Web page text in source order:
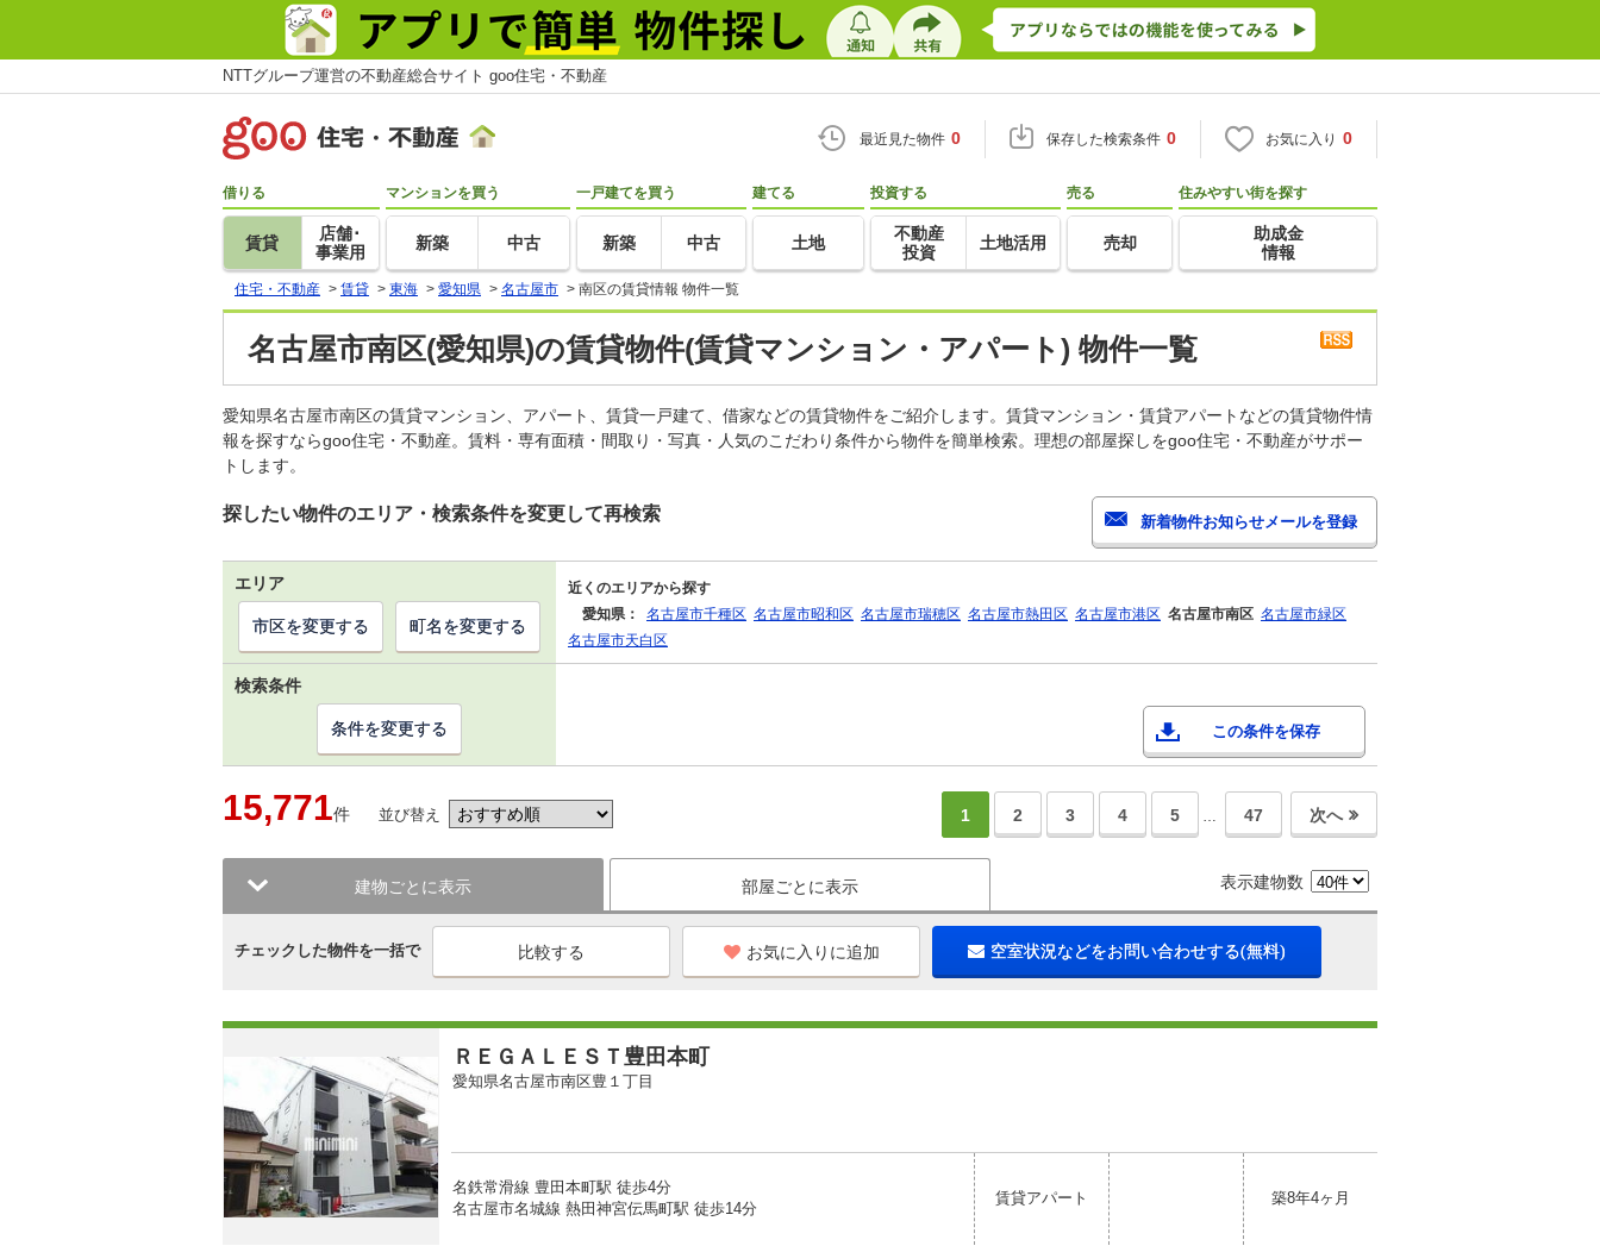
NTTグループ運営の不動産総合サイト goo住宅・不動産
最近見た物件 0 保存した検索条件 0 お気に入り 0
借りる
賃貸
店舗･
事業用
マンションを買う
新築 中古
一戸建てを買う
新築 中古
建てる
土地
投資する
不動産
投資
土地活用
売る
売却
住みやすい街を探す
助成金
情報
住宅・不動産 > 賃貸 > 東海 > 愛知県 > 名古屋市 > 南区の賃貸情報 物件一覧
名古屋市南区(愛知県)の賃貸物件(賃貸マンション・アパート) 物件一覧
愛知県名古屋市南区の賃貸マンション、アパート、賃貸一戸建て、借家などの賃貸物件をご紹介します。賃貸マンション・賃貸アパートなどの賃貸物件情
報を探すならgoo住宅・不動産。賃料・専有面積・間取り・写真・人気のこだわり条件から物件を簡単検索。理想の部屋探しをgoo住宅・不動産がサポー
トします。
探したい物件のエリア・検索条件を変更して再検索
エリア
近くのエリアから探す
愛知県：
名古屋市千種区 名古屋市昭和区 名古屋市瑞穂区 名古屋市熱田区 名古屋市港区 名古屋市南区 名古屋市緑区
名古屋市天白区
市区を変更する 町名を変更する
検索条件
この条件を保存
条件を変更する
15,771件 並び替え 1 2 3 4 5 … 47 次へ
建物ごとに表示 部屋ごとに表示 表示建物数
チェックした物件を一括で お気に入りに追加 空室状況などをお問い合わせする(無料)
ＲＥＧＡＬＥＳＴ豊田本町
愛知県名古屋市南区豊１丁目
名鉄常滑線 豊田本町駅 徒歩4分
名古屋市名城線 熱田神宮伝馬町駅 徒歩14分
賃貸アパート 築8年4ヶ月